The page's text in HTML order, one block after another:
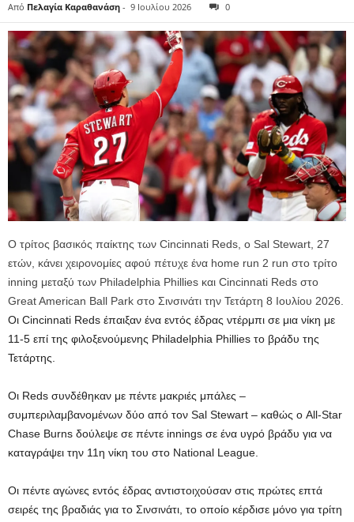
Από Πελαγία Καραθανάση - 9 Ιουλίου 2026 0
Ο τρίτος βασικός παίκτης των Cincinnati Reds, ο Sal Stewart, 27
ετών, κάνει χειρονομίες αφού πέτυχε ένα home run 2 run στο τρίτο
inning μεταξύ των Philadelphia Phillies και Cincinnati Reds στο
Great American Ball Park στο Σινσινάτι την Τετάρτη 8 Ιουλίου 2026.
Οι Cincinnati Reds έπαιξαν ένα εντός έδρας ντέρμπι σε μια νίκη με
11-5 επί της φιλοξενούμενης Philadelphia Phillies το βράδυ της
Τετάρτης.
Οι Reds συνδέθηκαν με πέντε μακριές μπάλες –
συμπεριλαμβανομένων δύο από τον Sal Stewart – καθώς ο All-Star
Chase Burns δούλεψε σε πέντε innings σε ένα υγρό βράδυ για να
καταγράψει την 11η νίκη του στο National League.
Οι πέντε αγώνες εντός έδρας αντιστοιχούσαν στις πρώτες επτά
σειρές της βραδιάς για το Σινσινάτι, το οποίο κέρδισε μόνο για τρίτη